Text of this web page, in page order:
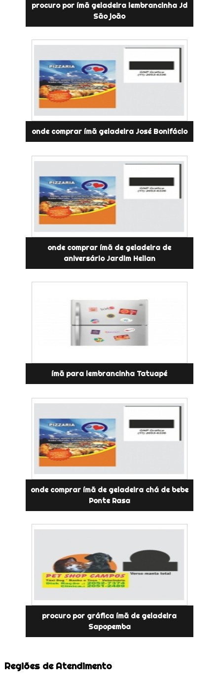
procuro por ímã geladeira lembrancinha Jd
São joão
onde comprar ímã geladeira José Bonifácio
onde comprar ímã de geladeira de
aniversário Jardim Helian
ímã para lembrancinha Tatuapé
onde comprar ímã de geladeira chá de bebe
Ponte Rasa
procuro por gráfica ímã de geladeira
Sapopemba
Regiões de Atendimento